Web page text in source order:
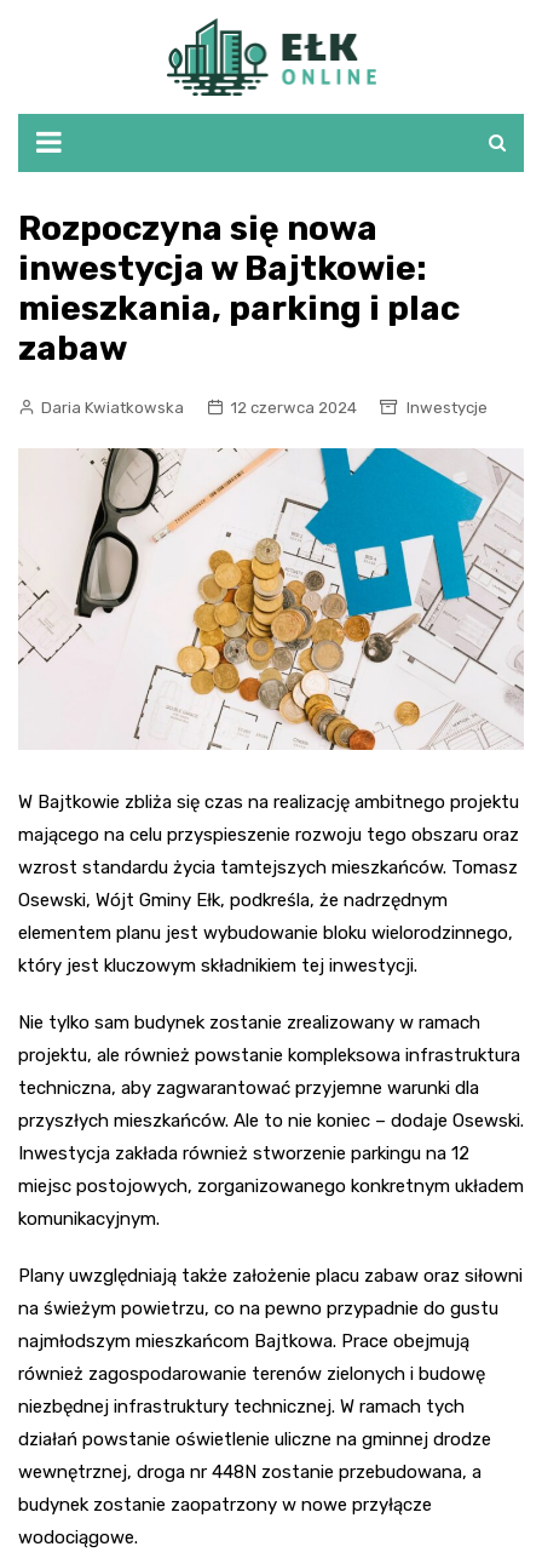
Rozpoczyna się nowa
inwestycja w Bajtkowie:
mieszkania, parking i plac
zabaw
Daria Kwiatkowska 12 czerwca 2024 Inwestycje
W Bajtkowie zbliża się czas na realizację ambitnego projektu
mającego na celu przyspieszenie rozwoju tego obszaru oraz
wzrost standardu życia tamtejszych mieszkańców. Tomasz
Osewski, Wójt Gminy Ełk, podkreśla, że nadrzędnym
elementem planu jest wybudowanie bloku wielorodzinnego,
który jest kluczowym składnikiem tej inwestycji.
Nie tylko sam budynek zostanie zrealizowany w ramach
projektu, ale również powstanie kompleksowa infrastruktura
techniczna, aby zagwarantować przyjemne warunki dla
przyszłych mieszkańców. Ale to nie koniec – dodaje Osewski.
Inwestycja zakłada również stworzenie parkingu na 12
miejsc postojowych, zorganizowanego konkretnym układem
komunikacyjnym.
Plany uwzględniają także założenie placu zabaw oraz siłowni
na świeżym powietrzu, co na pewno przypadnie do gustu
najmłodszym mieszkańcom Bajtkowa. Prace obejmują
również zagospodarowanie terenów zielonych i budowę
niezbędnej infrastruktury technicznej. W ramach tych
działań powstanie oświetlenie uliczne na gminnej drodze
wewnętrznej, droga nr 448N zostanie przebudowana, a
budynek zostanie zaopatrzony w nowe przyłącze
wodociągowe.